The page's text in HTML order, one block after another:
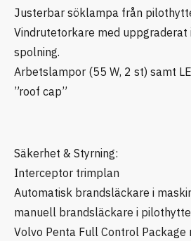
Justerbar söklampa från
Vindrutetorkare med uppgraderat
spolning.
Arbetslampor (55 W, 2 st) samt
”roof cap”
Säkerhet & Styrning:
Interceptor trimplan
Automatisk brandsläckare i
manuell brandsläckare i
Volvo Penta Full Control Package